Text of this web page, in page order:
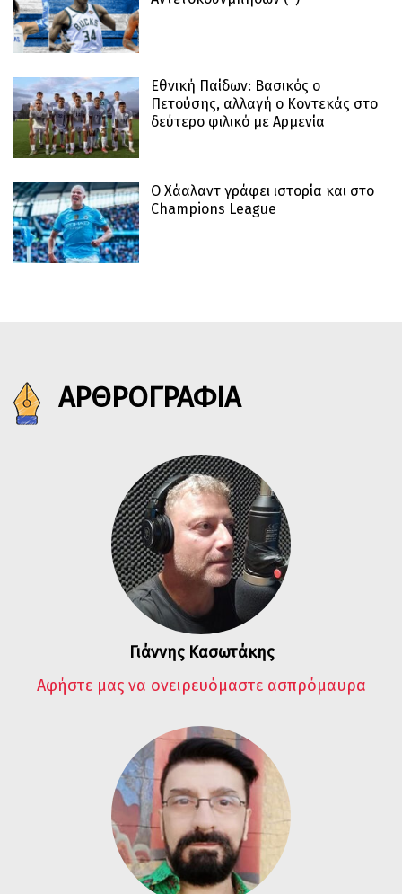
Εθνική Παίδων: Βασικός ο
Πετούσης, αλλαγή ο Κοντεκάς στο
δεύτερο φιλικό με Αρμενία
Ο Χάαλαντ γράφει ιστορία και στο
Champions League
ΑΡΘΡΟΓΡΑΦΙΑ
Γιάννης Κασωτάκης
Αφήστε μας να ονειρευόμαστε ασπρόμαυρα